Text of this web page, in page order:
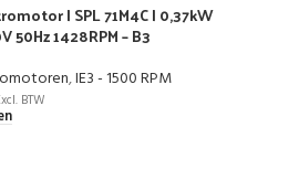
| SPL 71M4C | 0,37kW
50Hz 1428RPM – B3
,IE3 - 1500 RPM
BTW